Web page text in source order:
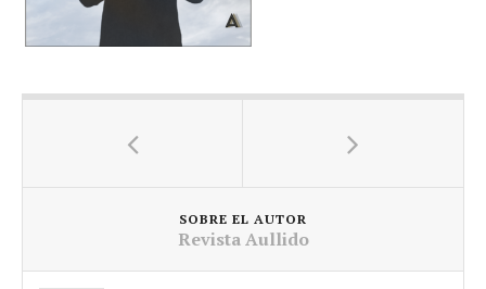
SOBRE EL AUTOR
Revista Aullido